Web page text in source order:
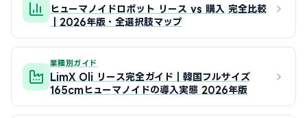
ヒューマノイドロボット リース vs 購入 完全比較
｜2026年版・全選択肢マップ
業種別ガイド
LimX Oli リース完全ガイド｜韓国フルサイズ
165cmヒューマノイドの導入実態 2026年版